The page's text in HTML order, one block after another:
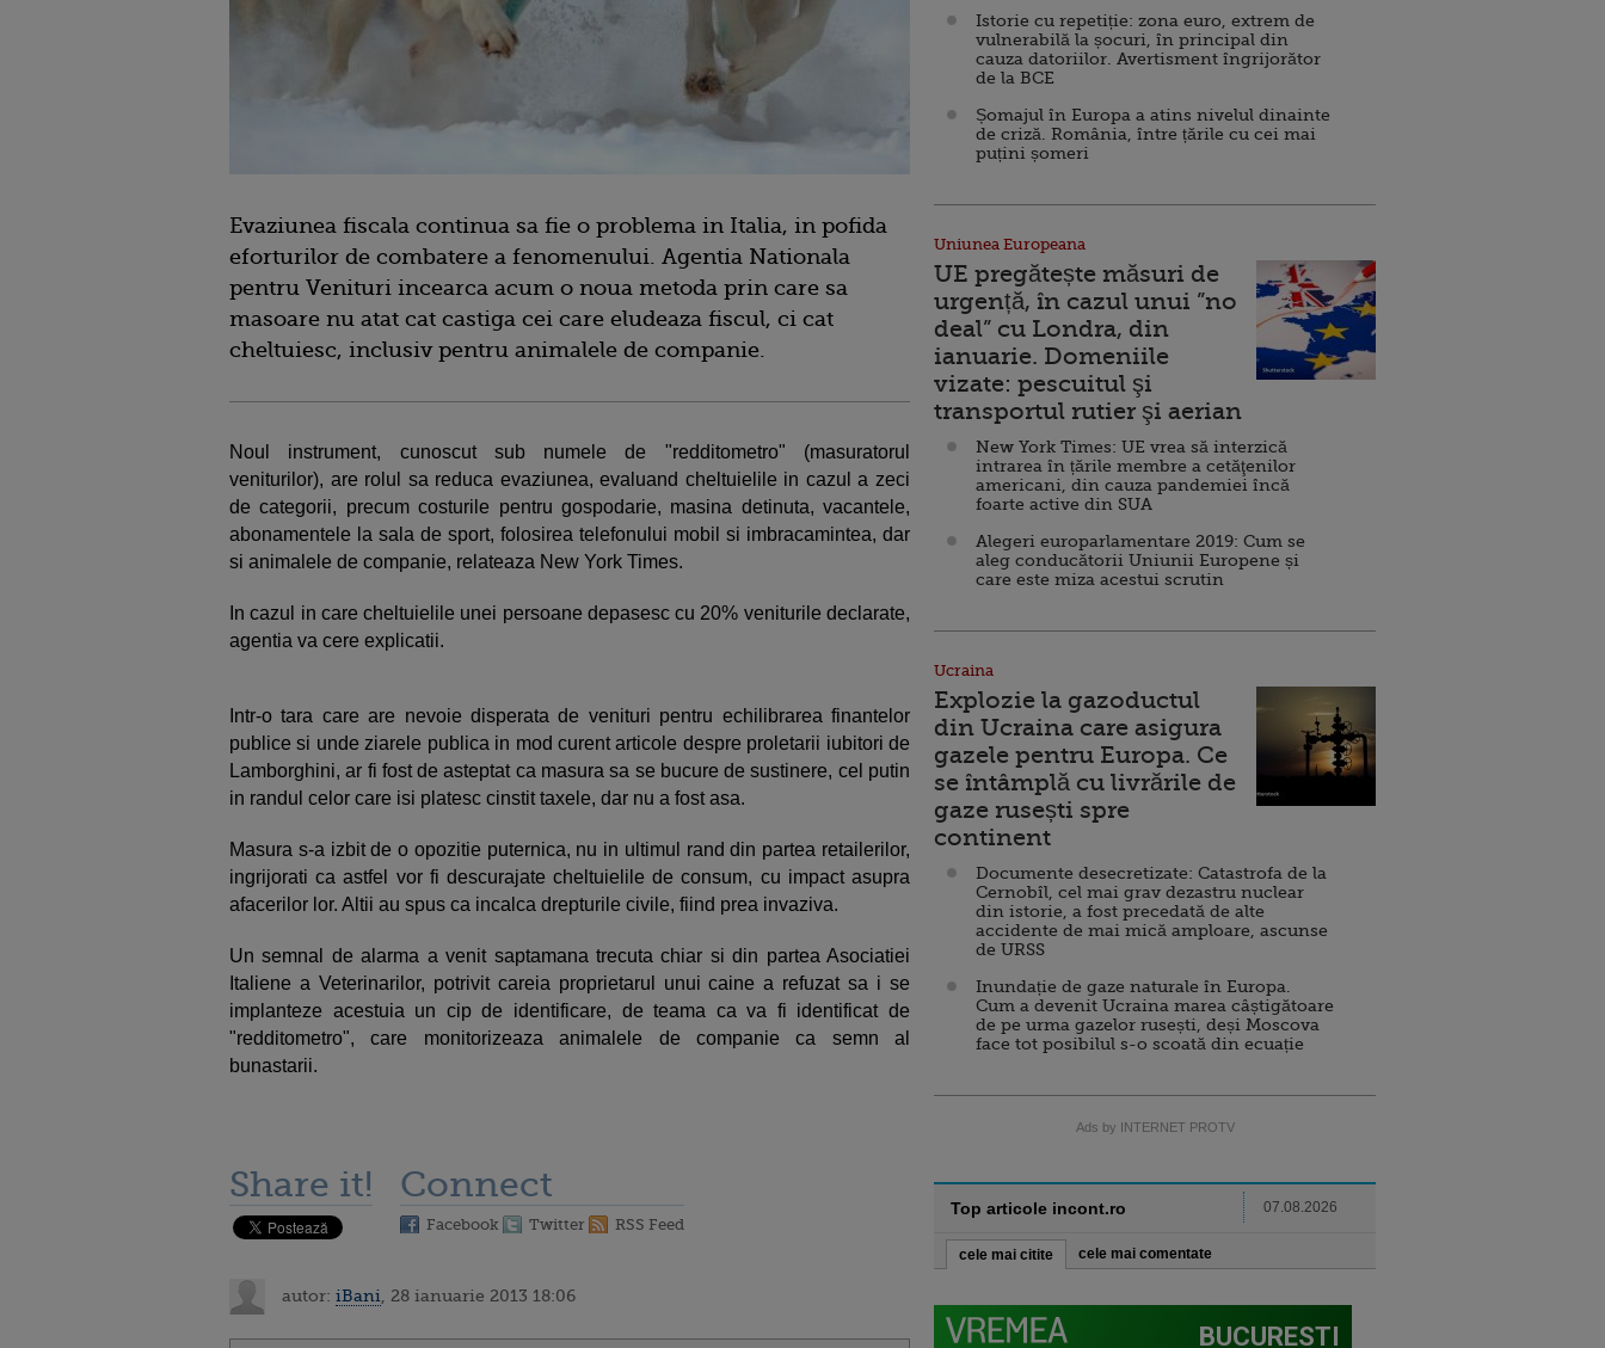
Evaziunea fiscala continua sa fie o problema in Italia, in pofida
eforturilor de combatere a fenomenului. Agentia Nationala
pentru Venituri incearca acum o noua metoda prin care sa
masoare nu atat cat castiga cei care eludeaza fiscul, ci cat
cheltuiesc, inclusiv pentru animalele de companie.
Noul instrument, cunoscut sub numele de "redditometro" (masuratorul
veniturilor), are rolul sa reduca evaziunea, evaluand cheltuielile in cazul a zeci
de categorii, precum costurile pentru gospodarie, masina detinuta, vacantele,
abonamentele la sala de sport, folosirea telefonului mobil si imbracamintea, dar
si animalele de companie, relateaza New York Times.
In cazul in care cheltuielile unei persoane depasesc cu 20% veniturile declarate,
agentia va cere explicatii.
Intr-o tara care are nevoie disperata de venituri pentru echilibrarea finantelor
publice si unde ziarele publica in mod curent articole despre proletarii iubitori de
Lamborghini, ar fi fost de asteptat ca masura sa se bucure de sustinere, cel putin
in randul celor care isi platesc cinstit taxele, dar nu a fost asa.
Masura s-a izbit de o opozitie puternica, nu in ultimul rand din partea retailerilor,
ingrijorati ca astfel vor fi descurajate cheltuielile de consum, cu impact asupra
afacerilor lor. Altii au spus ca incalca drepturile civile, fiind prea invaziva.
Un semnal de alarma a venit saptamana trecuta chiar si din partea Asociatiei
Italiene a Veterinarilor, potrivit careia proprietarul unui caine a refuzat sa i se
implanteze acestuia un cip de identificare, de teama ca va fi identificat de
"redditometro", care monitorizeaza animalele de companie ca semn al
bunastarii.
Share it! Connect
Facebook Twitter RSS Feed
autor: iBani , 28 ianuarie 2013 18:06
Istorie cu repetiție: zona euro, extrem de
vulnerabilă la șocuri, în principal din
cauza datoriilor. Avertisment îngrijorător
de la BCE
Șomajul în Europa a atins nivelul dinainte
de criză. România, între țările cu cei mai
puțini șomeri
Uniunea Europeana
UE pregătește măsuri de
urgență, în cazul unui ”no
deal” cu Londra, din
ianuarie. Domeniile
vizate: pescuitul şi
transportul rutier şi aerian
New York Times: UE vrea să interzică
intrarea în țările membre a cetăţenilor
americani, din cauza pandemiei încă
foarte active din SUA
Alegeri europarlamentare 2019: Cum se
aleg conducătorii Uniunii Europene și
care este miza acestui scrutin
Ucraina
Explozie la gazoductul
din Ucraina care asigura
gazele pentru Europa. Ce
se întâmplă cu livrările de
gaze rusești spre
continent
Documente desecretizate: Catastrofa de la
Cernobîl, cel mai grav dezastru nuclear
din istorie, a fost precedată de alte
accidente de mai mică amploare, ascunse
de URSS
Inundație de gaze naturale în Europa.
Cum a devenit Ucraina marea câștigătoare
de pe urma gazelor rusești, deși Moscova
face tot posibilul s-o scoată din ecuație
Ads by INTERNET PROTV
Top articole incont.ro 07.08.2026
cele mai citite cele mai comentate